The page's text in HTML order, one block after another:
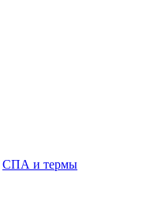
СПА и термы